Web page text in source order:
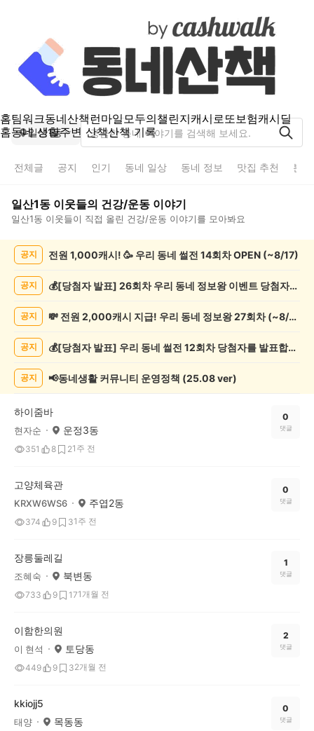
홈팀워크동네산책런마일모두의챌린지캐시로또보험캐시딜
홈동네 생활주변 산책산책 기록
일산1동
전체글 공지 인기 동네 일상 동네 정보 맛집 추천 분
일산1동 이웃들의 건강/운동 이야기
일산1동 이웃들이 직접 올린 건강/운동 이야기를 모아봐요
강/
목
공지 전원 1,000캐시! 🥳 우리 동네 썰전 14회차 OPEN (~8/17)
공지 💰[당첨자 발표] 26회차 우리 동네 정보왕 이벤트 당첨자를 발표합니다!
공지 💸 전원 2,000캐시 지급! 우리 동네 정보왕 27회차 (~8/10)
공지 💰[당첨자 발표] 우리 동네 썰전 12회차 당첨자를 발표합니다!
공지 📢동네생활 커뮤니티 운영정책 (25.08 ver)
하이줌바
현자순 운정3동
351 8 21주 전
0
댓글
고양체육관
KRXW6WS6 주엽2동
374 9 31주 전
0
댓글
장릉둘레길
조혜숙 북변동
733 9 171개월 전
1
댓글
이함한의원
이 현석 토당동
449 9 32개월 전
2
댓글
kkiojj5
태양 목동동
0
댓글